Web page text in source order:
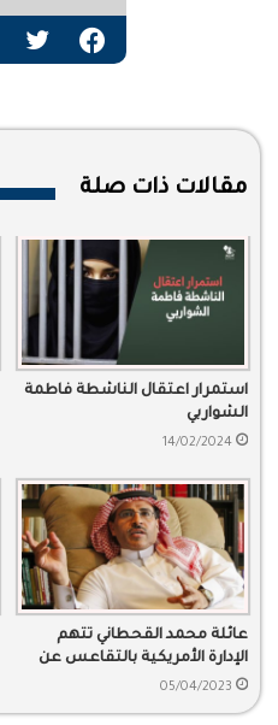
فيسبوك تويتر
مقالات ذات صلة
استمرار اعتقال الناشطة فاطمة
الشواربي
14/02/2024
عائلة محمد القحطاني تتهم
الإدارة الأمريكية بالتقاعس عن
الوقوف معه وتعرب عن خيبة
05/04/2023